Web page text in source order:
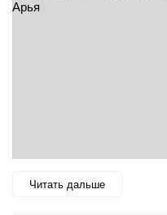
Читать дальше